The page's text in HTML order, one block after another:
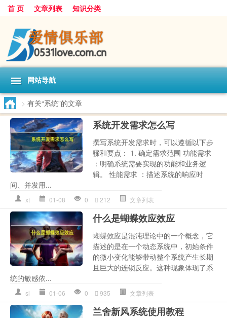
首 页 文章列表 知识分类
网站导航
> 有关“系统”的文章
系统开发需求怎么写
撰写系统开发需求时，可以遵循以下步
骤和要点： 1. 确定需求范围 功能需求
：明确系统需要实现的功能和业务逻
辑。 性能需求 ：描述系统的响应时
间、并发用...
xt 01-08 0 212 文章列表
什么是蝴蝶效应效应
蝴蝶效应是混沌理论中的一个概念，它
描述的是在一个动态系统中，初始条件
的微小变化能够带动整个系统产生长期
且巨大的连锁反应。这种现象体现了系
统的敏感依...
sl 01-06 0 935 文章列表
兰舍新风系统使用教程